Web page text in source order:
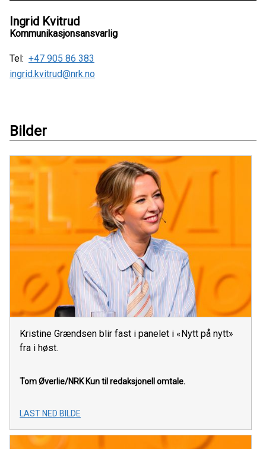
Ingrid Kvitrud
Kommunikasjonsansvarlig
Tel: +47 905 86 383
ingrid.kvitrud@nrk.no
Bilder
Kristine Grændsen blir fast i panelet i «Nytt på nytt»
fra i høst.
Tom Øverlie/NRK Kun til redaksjonell omtale.
LAST NED BILDE